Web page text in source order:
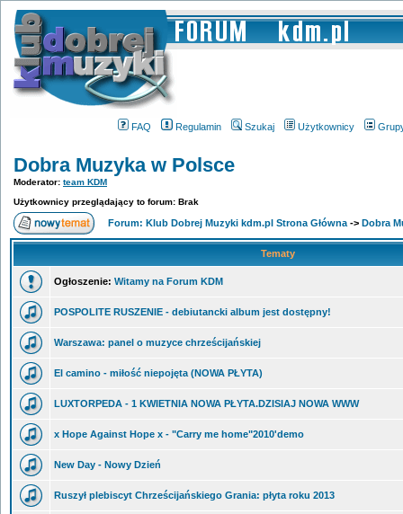
FAQ Regulamin Szukaj Użytkownicy
Dobra Muzyka w Polsce
Moderator: team KDM
Użytkownicy przeglądający to forum: Brak
Forum: Klub Dobrej Muzyki kdm.pl Strona Główna -> Dobra
Tematy
Ogłoszenie: Witamy na Forum KDM
POSPOLITE RUSZENIE - debiutancki album jest dostępny!
Warszawa: panel o muzyce chrześcijańskiej
El camino - miłość niepojęta (NOWA PŁYTA)
LUXTORPEDA - 1 KWIETNIA NOWA PŁYTA.DZISIAJ NOWA WWW
x Hope Against Hope x - "Carry me home"2010'demo
New Day - Nowy Dzień
Ruszył plebiscyt Chrześcijańskiego Grania: płyta roku 2013